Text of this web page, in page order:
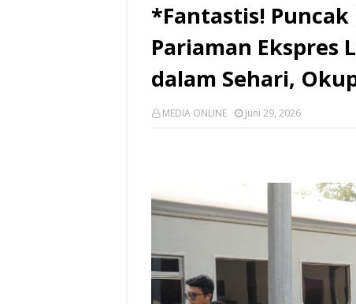
*Fantastis!
Pariaman Ekspres
dalam Sehari,
MEDIA ONLINE Juni 29, 2026